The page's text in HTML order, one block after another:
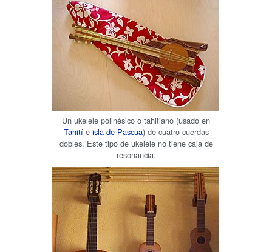
Un ukelele polinésico o tahitiano (usado en
Tahitíe isla de Pascua) de cuatro cuerdas
dobles. Este tipo de ukelele no tiene caja de
resonancia.